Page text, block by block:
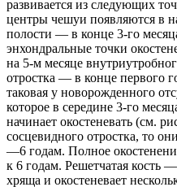
развивается из следующих
центры чешуи появляются в
полости — в конце 3-го
энхондральные точки
на 5-м месяце
отростка — в конце первого
таковая у новорожденного
которое в середине 3-го
начинает окостеневать (см.
сосцевидного отростка, то
—6 годам. Полное
к 6 годам. Решетчатая кость
хряща и окостеневает